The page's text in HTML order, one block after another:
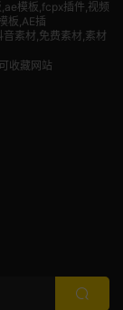
模板,fcpx插件,视频
板,AE插
素材,免费素材,素材
收藏网站